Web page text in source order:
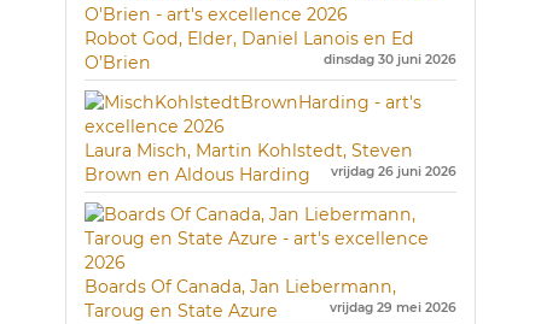
Robot God, Elder, Daniel Lanois en Ed
O’Brien
dinsdag 30 juni 2026
Laura Misch, Martin Kohlstedt, Steven
Brown en Aldous Harding
vrijdag 26 juni 2026
Boards Of Canada, Jan Liebermann,
Taroug en State Azure
vrijdag 29 mei 2026